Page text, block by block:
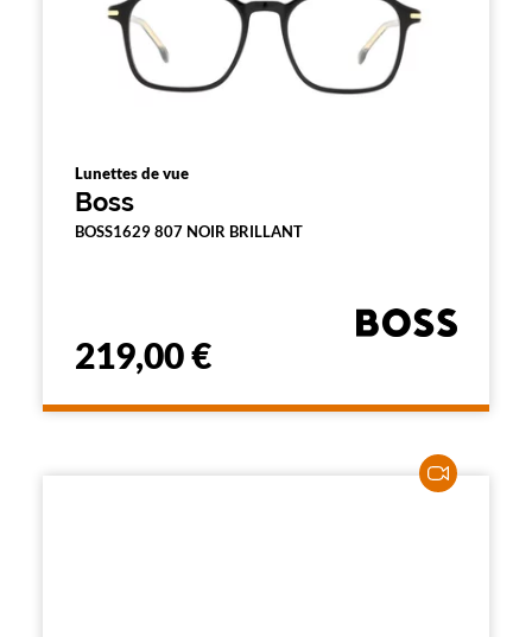
Lunettes de vue
Boss
BOSS1629 807 NOIR BRILLANT
219,00 €